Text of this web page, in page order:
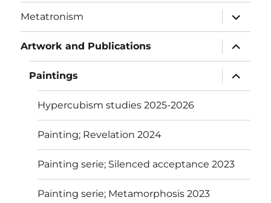
Metatronism
näytä
Artwork and Publications
näytä
Paintings
näytä
Hypercubism studies 2025-2026
Painting; Revelation 2024
Painting serie; Silenced acceptance 2023
Painting serie; Metamorphosis 2023